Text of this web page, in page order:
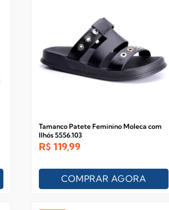
Tamanco Patete Feminino Moleca com
Ilhós 5556.103
R$ 119,99
COMPRAR AGORA